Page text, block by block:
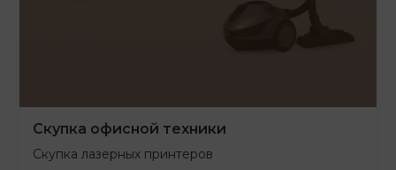
Скупка офисной техники
Скупка лазерных принтеров